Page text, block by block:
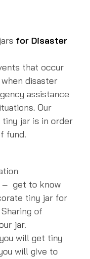
for Disaster
that occur
disaster
assistance
Our
jar is in order
fund.
get to know
tiny jar for
of
jar.
will get tiny
will give to